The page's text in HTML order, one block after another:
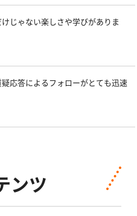
じゃない楽しさや学びがありま
応答によるフォローがとても迅速
ンツ